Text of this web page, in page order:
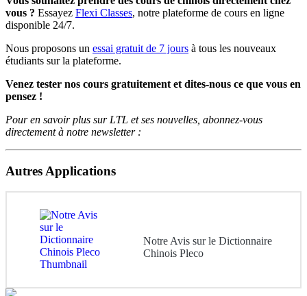
vous ? Essayez Flexi Classes, notre plateforme de cours en ligne
disponible 24/7.
Nous proposons un essai gratuit de 7 jours à tous les nouveaux
étudiants sur la plateforme.
Venez tester nos cours gratuitement et dites-nous ce que vous en
pensez !
Pour en savoir plus sur LTL et ses nouvelles, abonnez-vous
directement à notre newsletter :
Autres Applications
Notre Avis sur le Dictionnaire
Chinois Pleco